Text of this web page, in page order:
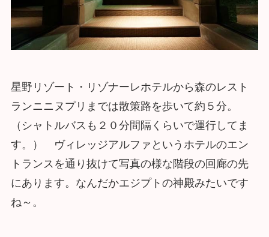
星野リゾート・リゾナーレホテルから森のレスト
ランニニヌプリまでは散策路を歩いて約５分。
（シャトルバスも２０分間隔くらいで運行してま
す。） ヴィレッジアルファというホテルのエン
トランスを通り抜けて写真の様な階段の回廊の先
にあります。なんだかエジプトの神殿みたいです
ね～。